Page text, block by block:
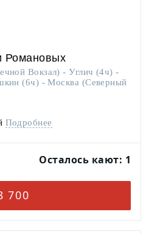
Романовых
Вокзал) - Углич (4ч) -
(6ч) - Москва (Северный
Подробнее
Осталось кают: 1
700